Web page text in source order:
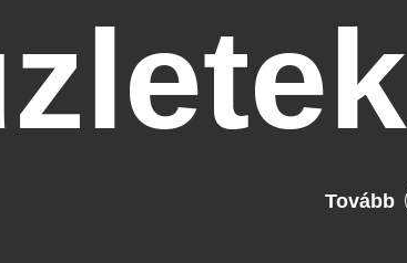
Tovább